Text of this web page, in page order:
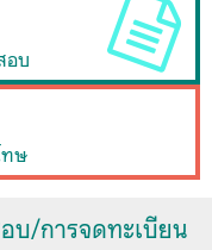
อบ
ษ
บ/การจดทะเบียน